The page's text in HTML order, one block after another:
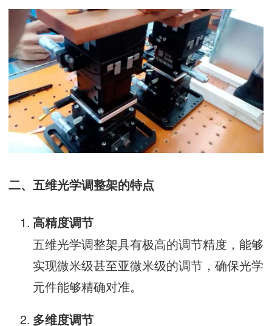
二、五维光学调整架的特点
高精度调节
五维光学调整架具有极高的调节精度，能够
实现微米级甚至亚微米级的调节，确保光学
元件能够精确对准。
多维度调节